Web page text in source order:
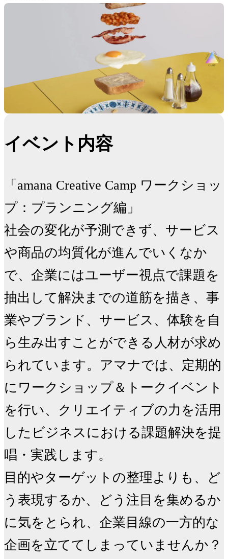
イベント内容
「amana Creative Camp ワークショッ
プ：プランニング編」
社会の変化が予測できず、サービス
や商品の均質化が進んでいくなか
で、企業にはユーザー視点で課題を
抽出して解決までの道筋を描き、事
業やブランド、サービス、体験を自
ら生み出すことができる人材が求め
られています。アマナでは、定期的
にワークショップ＆トークイベント
を行い、クリエイティブの力を活用
したビジネスにおける課題解決を提
唱・実践します。
目的やターゲットの整理よりも、ど
う表現するか、どう注目を集めるか
に気をとられ、企業目線の一方的な
企画を立ててしまっていませんか？